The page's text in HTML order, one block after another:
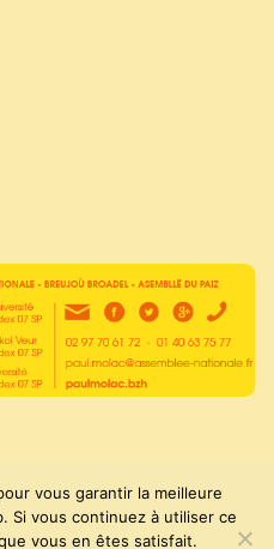
réservés 2015-2026
vous garantir la meilleure
Si vous continuez à utiliser ce
vous en êtes satisfait.